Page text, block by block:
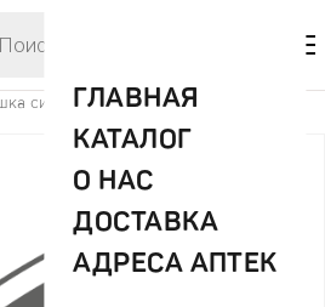
ГЛАВНАЯ
КАТАЛОГ
О НАС
ДОСТАВКА
АДРЕСА АПТЕК
силикон арт.6912